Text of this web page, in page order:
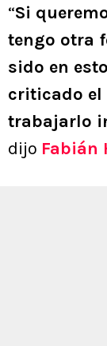
“Si
tengo otra
sido en
criticado el
trabajarlo
dijo Fabián